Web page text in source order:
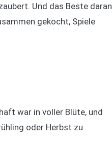
Und das Beste daran
gekocht, Spiele
war in voller Blüte, und
oder Herbst zu